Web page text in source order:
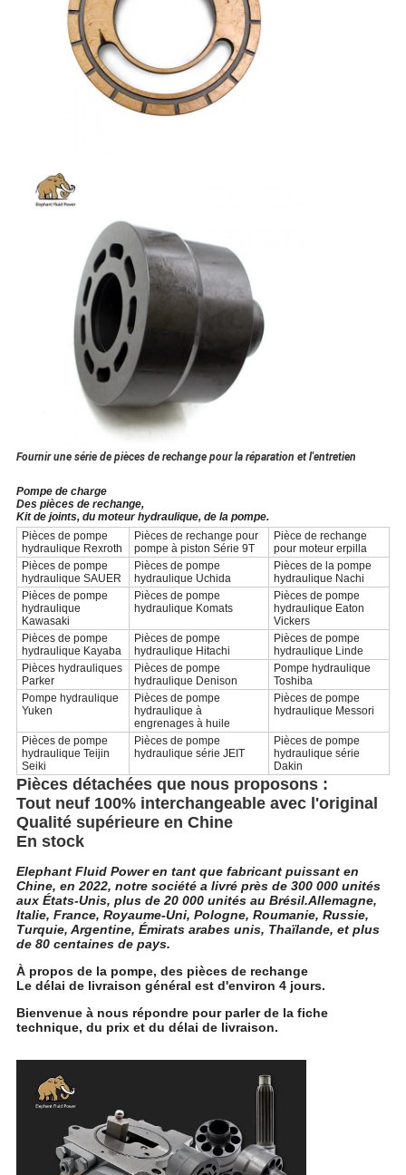
Fournir une série de pièces de rechange pour la réparation et l'entretien
Pompe de charge
Des pièces de rechange,
Kit de joints, du moteur hydraulique, de la pompe.
Pièces de pompe
hydraulique Rexroth
Pièces de rechange pour
pompe à piston Série 9T
Pièce de rechange
pour moteur erpilla
Pièces de pompe
hydraulique SAUER
Pièces de pompe
hydraulique Uchida
Pièces de la pompe
hydraulique Nachi
Pièces de pompe
hydraulique
Kawasaki
Pièces de pompe
hydraulique Komats
Pièces de pompe
hydraulique Eaton
Vickers
Pièces de pompe
hydraulique Kayaba
Pièces de pompe
hydraulique Hitachi
Pièces de pompe
hydraulique Linde
Pièces hydrauliques
Parker
Pièces de pompe
hydraulique Denison
Pompe hydraulique
Toshiba
Pompe hydraulique
Yuken
Pièces de pompe
hydraulique à
engrenages à huile
Pièces de pompe
hydraulique Messori
Pièces de pompe
hydraulique Teijin
Seiki
Pièces de pompe
hydraulique série JEIT
Pièces de pompe
hydraulique série
Dakin
Pièces détachées que nous proposons :
Tout neuf 100% interchangeable avec l'original
Qualité supérieure en Chine
En stock
Elephant Fluid Power en tant que fabricant puissant en
Chine, en 2022, notre société a livré près de 300 000 unités
aux États-Unis, plus de 20 000 unités au Brésil.Allemagne,
Italie, France, Royaume-Uni, Pologne, Roumanie, Russie,
Turquie, Argentine, Émirats arabes unis, Thaïlande, et plus
de 80 centaines de pays.
À propos de la pompe, des pièces de rechange
Le délai de livraison général est d'environ 4 jours.
Bienvenue à nous répondre pour parler de la fiche
technique, du prix et du délai de livraison.